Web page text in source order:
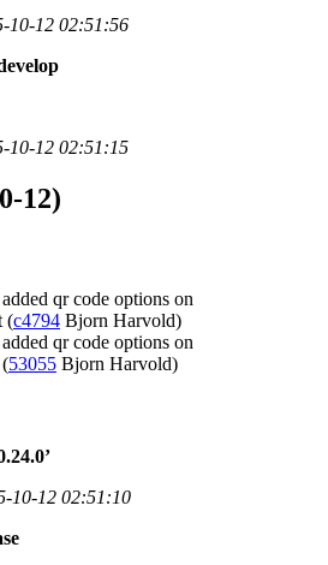
10-12 02:51:56
10-12 02:51:15
12)
qr code options on
(c4794 Bjorn Harvold)
qr code options on
53055 Bjorn Harvold)
10-12 02:51:10